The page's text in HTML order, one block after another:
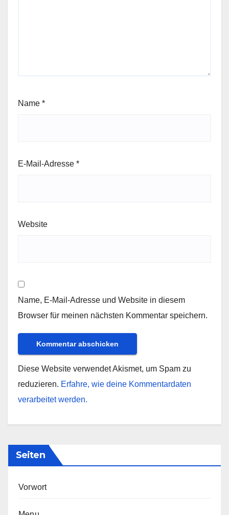
Name *
E-Mail-Adresse *
Website
Name, E-Mail-Adresse und Website in diesem
Browser für meinen nächsten Kommentar speichern.
Diese Website verwendet Akismet, um Spam zu
reduzieren. Erfahre, wie deine Kommentardaten
verarbeitet werden.
Seiten
Vorwort